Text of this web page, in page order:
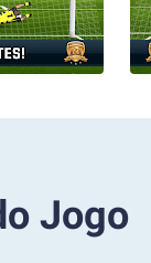
Jogo